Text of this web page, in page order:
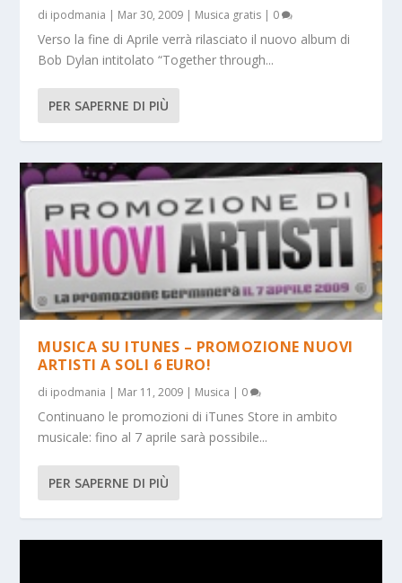
di ipodmania | Mar 30, 2009 | Musica gratis | 0
Verso la fine di Aprile verrà rilasciato il nuovo album di
Bob Dylan intitolato “Together through...
PER SAPERNE DI PIÙ
MUSICA SU ITUNES – PROMOZIONE NUOVI
ARTISTI A SOLI 6 EURO!
di ipodmania | Mar 11, 2009 | Musica | 0
Continuano le promozioni di iTunes Store in ambito
musicale: fino al 7 aprile sarà possibile...
PER SAPERNE DI PIÙ